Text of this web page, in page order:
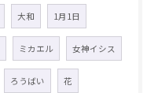
大和 1月1日
ミカエル 女神イシス
ろうばい 花